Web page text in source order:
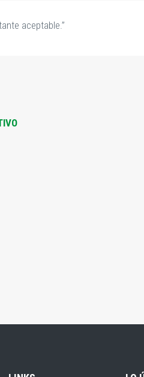
aceptable.”